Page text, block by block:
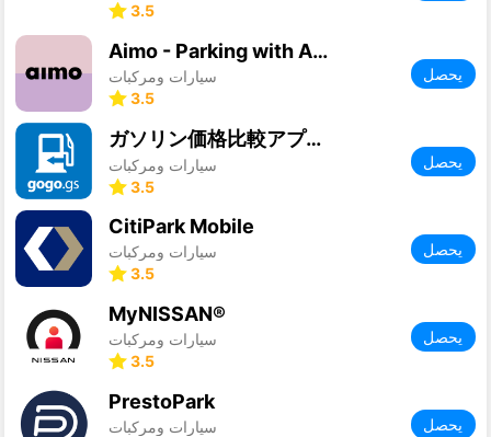
3.5
Aimo - Parking with Aimo Park
سيارات ومركبات
3.5
يحصل
ガソリン価格比較アプリ gogo.gs
سيارات ومركبات
3.5
يحصل
CitiPark Mobile
سيارات ومركبات
3.5
يحصل
MyNISSAN®
سيارات ومركبات
3.5
يحصل
PrestoPark
سيارات ومركبات
يحصل